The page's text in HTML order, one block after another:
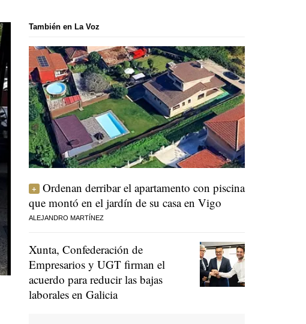
También en La Voz
Ordenan derribar el apartamento con piscina
que montó en el jardín de su casa en Vigo
ALEJANDRO MARTÍNEZ
Xunta, Confederación de
Empresarios y UGT firman el
acuerdo para reducir las bajas
laborales en Galicia